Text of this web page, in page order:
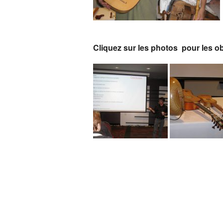
Adresses/liens régionaux
Cliquez sur les photos pour les